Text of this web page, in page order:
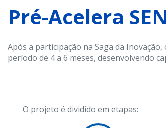
Pré-Acelera
Após a participação na Saga da
período de 4 a 6 meses, desenvolvendo
O projeto é dividido em etapas: